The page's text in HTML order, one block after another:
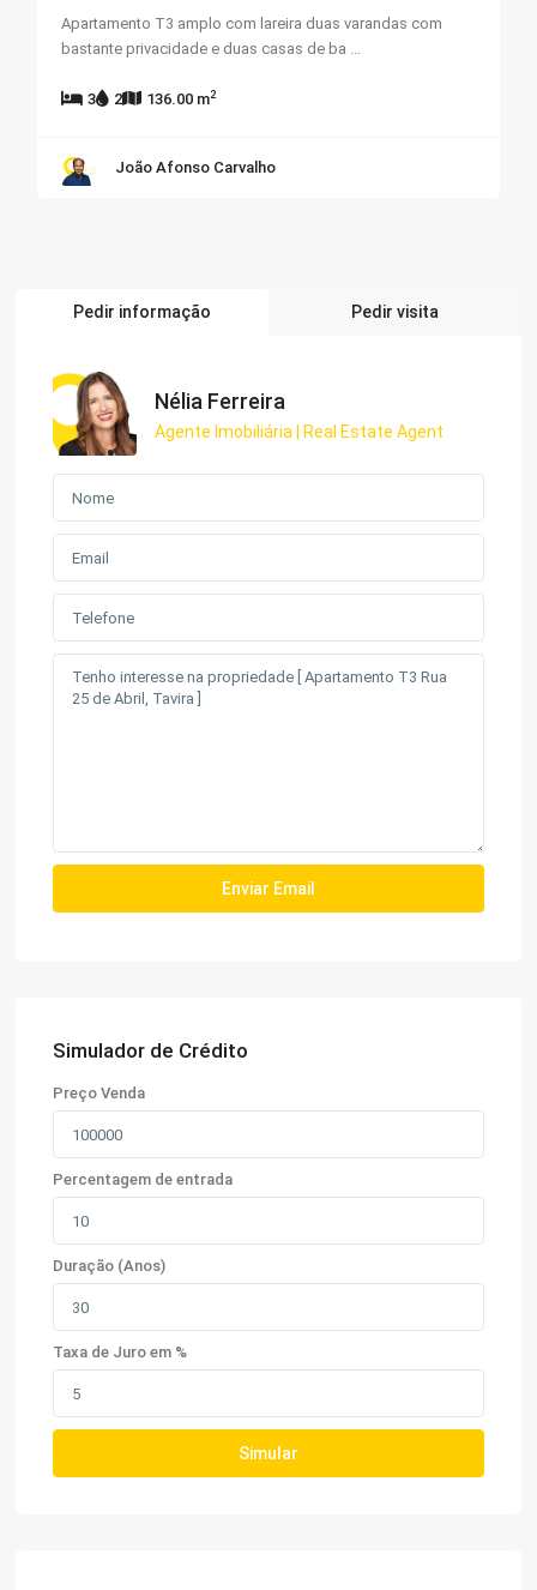
Apartamento T3 amplo com lareira duas varandas com
bastante privacidade e duas casas de ba ...
3 2 136.00 m2
João Afonso Carvalho
Pedir informação Pedir visita
Nélia Ferreira
Agente Imobiliária | Real Estate Agent
Simulador de Crédito
Preço Venda
Percentagem de entrada
Duração (Anos)
Taxa de Juro em %
Simular